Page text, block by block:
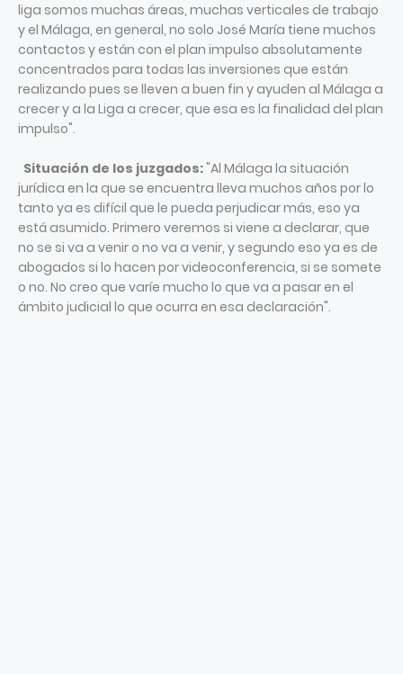
liga somos muchas áreas, muchas verticales de trabajo
y el Málaga, en general, no solo José María tiene muchos
contactos y están con el plan impulso absolutamente
concentrados para todas las inversiones que están
realizando pues se lleven a buen fin y ayuden al Málaga a
crecer y a la Liga a crecer, que esa es la finalidad del plan
impulso".
Situación de los juzgados:"Al Málaga la situación
jurídica en la que se encuentra lleva muchos años por lo
tanto ya es difícil que le pueda perjudicar más, eso ya
está asumido. Primero veremos si viene a declarar, que
no se si va a venir o no va a venir, y segundo eso ya es de
abogados si lo hacen por videoconferencia, si se somete
o no. No creo que varíe mucho lo que va a pasar en el
ámbito judicial lo que ocurra en esa declaración".